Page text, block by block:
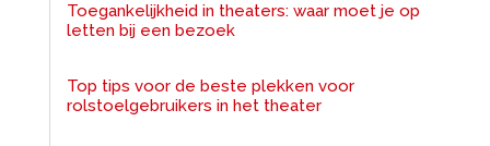
Toegankelijkheid in theaters: waar moet je op
letten bij een bezoek
Top tips voor de beste plekken voor
rolstoelgebruikers in het theater